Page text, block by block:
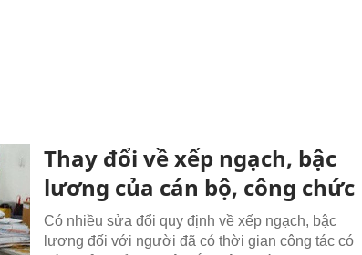
Thay đổi về xếp ngạch, bậc
lương của cán bộ, công chức
Có nhiều sửa đổi quy định về xếp ngạch, bậc
lương đối với người đã có thời gian công tác có